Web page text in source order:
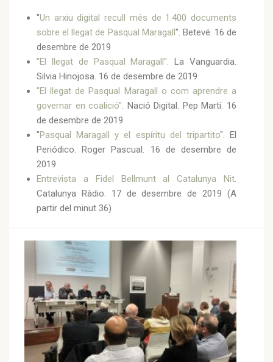
"Un arxiu digital recull més de 1.400 documents
sobre el llegat de Pasqual Maragall". Betevé. 16 de
desembre de 2019
"El llegat de Pasqual Maragall". La Vanguardia.
Silvia Hinojosa. 16 de desembre de 2019
"El llegat de Pasqual Maragall o com aprendre a
governar en coalició". Nació Digital. Pep Martí. 16
de desembre de 2019
"Pasqual Maragall y el espíritu del tripartito". El
Periódico. Roger Pascual. 16 de desembre de
2019
Entrevista a Fidel Bellmunt al Catalunya Nit.
Catalunya Ràdio. 17 de desembre de 2019 (A
partir del minut 36)